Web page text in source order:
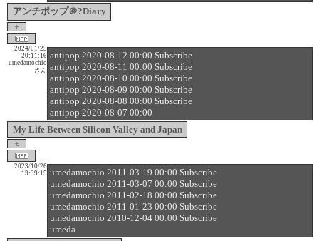
アンチポップ＠?Diary
antipop 2020-08-12 00:00 Subscribe
antipop 2020-08-11 00:00 Subscribe
antipop 2020-08-10 00:00 Subscribe
antipop 2020-08-09 00:00 Subscribe
antipop 2020-08-08 00:00 Subscribe
antipop 2020-08-07 00:00
2024/01/25
20:11:16
My Life Between Silicon Valley and Japan
umedamochio
さん
umedamochio 2011-03-19 00:00 Subscribe
umedamochio 2011-03-07 00:00 Subscribe
umedamochio 2011-02-18 00:00 Subscribe
umedamochio 2011-01-23 00:00 Subscribe
umedamochio 2010-12-04 00:00 Subscribe
umeda
2023/10/26
13:39:15